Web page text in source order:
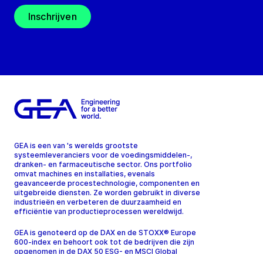
Inschrijven
GEA is een van 's werelds grootste
systeemleveranciers voor de voedingsmiddelen-,
dranken- en farmaceutische sector. Ons portfolio
omvat machines en installaties, evenals
geavanceerde procestechnologie, componenten en
uitgebreide diensten. Ze worden gebruikt in diverse
industrieën en verbeteren de duurzaamheid en
efficiëntie van productieprocessen wereldwijd.
GEA is genoteerd op de DAX en de STOXX® Europe
600-index en behoort ook tot de bedrijven die zijn
opgenomen in de DAX 50 ESG- en MSCI Global